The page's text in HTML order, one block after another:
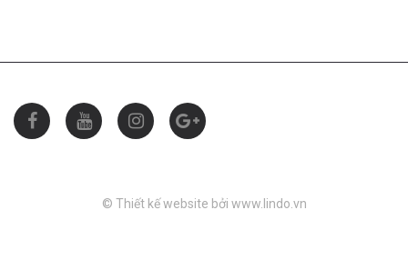
© Thiết kế website bởi www.lindo.vn